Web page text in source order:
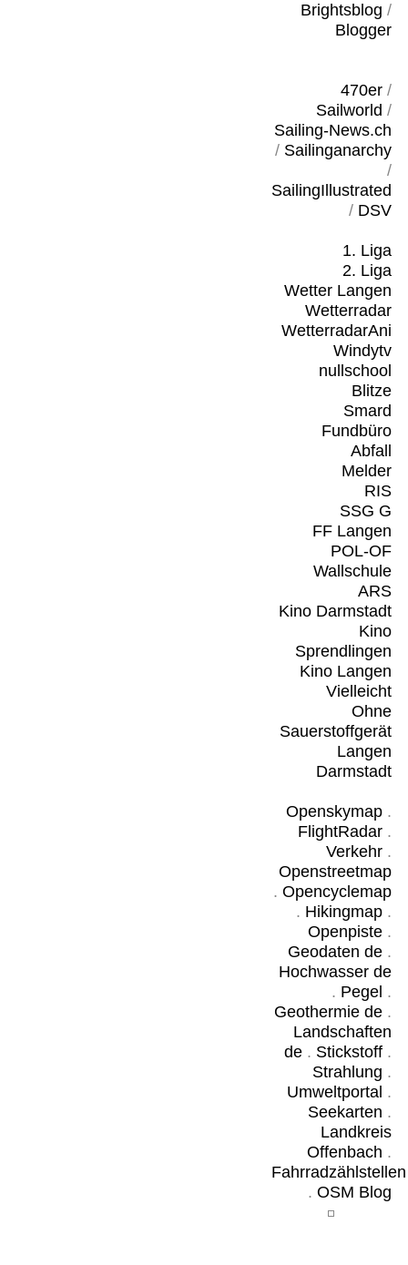
Brightsblog /
Blogger
470er/
Sailworld /
Sailing-News.ch
/ Sailinganarchy
/
SailingIllustrated
/ DSV
1. Liga
2. Liga
Wetter Langen
Wetterradar
WetterradarAni
Windytv
nullschool
Blitze
Smard
Fundbüro
Abfall
Melder
RIS
SSG G
FF Langen
POL-OF
Wallschule
ARS
Kino Darmstadt
Kino
Sprendlingen
Kino Langen
Vielleicht
Ohne
Sauerstoffgerät
Langen
Darmstadt
Openskymap.
FlightRadar.
Verkehr.
Openstreetmap
. Opencyclemap
. Hikingmap.
Openpiste.
Geodaten de.
Hochwasser de
. Pegel .
Geothermie de.
Landschaften
de. Stickstoff.
Strahlung .
Umweltportal .
Seekarten .
Landkreis
Offenbach .
Fahrradzählstellen
. OSM Blog